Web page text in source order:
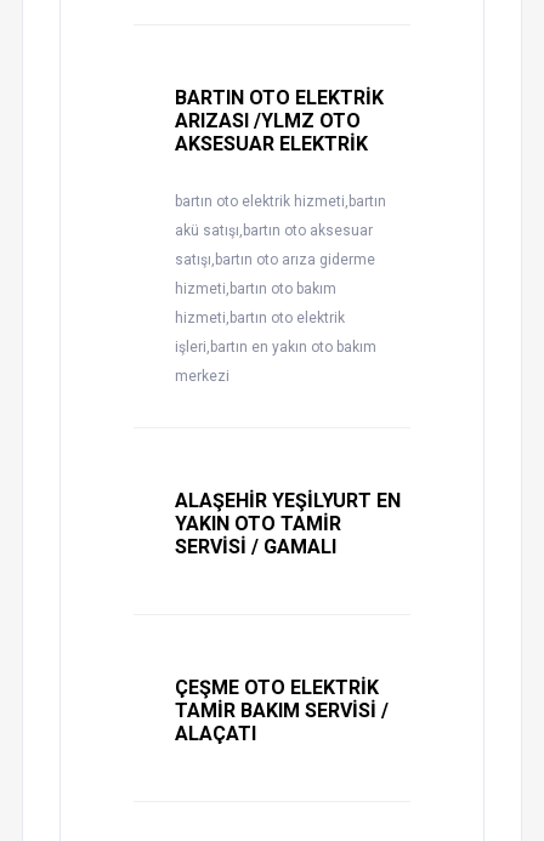
BARTIN OTO ELEKTRİK
ARIZASI /YLMZ OTO
AKSESUAR ELEKTRİK
bartın oto elektrik hizmeti,bartın
akü satışı,bartın oto aksesuar
satışı,bartın oto arıza giderme
hizmeti,bartın oto bakım
hizmeti,bartın oto elektrik
işleri,bartın en yakın oto bakım
merkezi
ALAŞEHİR YEŞİLYURT EN
YAKIN OTO TAMİR
SERVİSİ / GAMALI
ÇEŞME OTO ELEKTRİK
TAMİR BAKIM SERVİSİ /
ALAÇATI